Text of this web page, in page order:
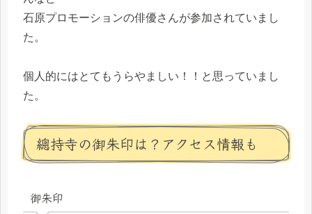
石原プロモーションの俳優さんが参加されていまし
た。
個人的にはとてもうらやましい！！と思っていまし
た。
總持寺の御朱印は？アクセス情報も
御朱印